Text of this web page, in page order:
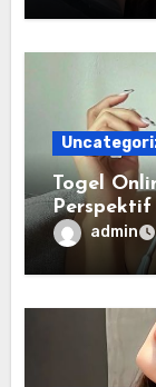
Togel
Perspektif
Penyedia
admin